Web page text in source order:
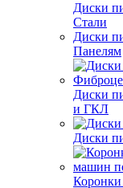
Диски
Стали
Диски
Панелям
Диски
и ГКЛ
Диски
Коронки